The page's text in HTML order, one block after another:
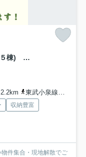
【新築】大泉町寄木戸第17 ３号棟(全５棟) クレイドルガーデン 新築建売分譲
東武小泉線「小泉町」駅 徒歩43分
収納豊富
件集合・現地解散でご